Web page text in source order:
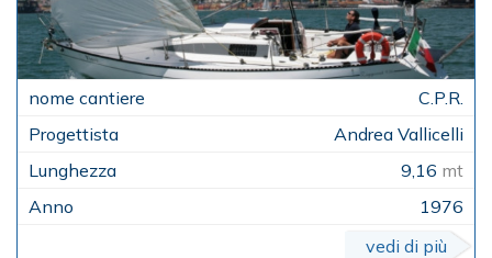
C.P.R.
Andrea Vallicelli
9,16 mt
1976
vedi di più